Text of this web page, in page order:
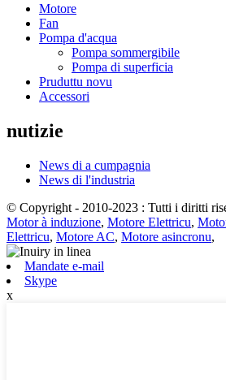
Motore
Fan
Pompa d'acqua
Pompa sommergibile
Pompa di superficia
Pruduttu novu
Accessori
nutizie
News di a cumpagnia
News di l'industria
© Copyright - 2010-2023 : Tutti i diritti
Motor à induzione, Motore Elettricu,
Elettricu, Motore AC, Motore asincronu,
Mandate e-mail
Skype
x